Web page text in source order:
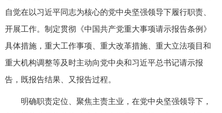
自觉在以习近平同志为核心的党中央坚强领导下履行职责、
开展工作。制定贯彻《中国共产党重大事项请示报告条例》
具体措施，重大工作事项、重大改革措施、重大立法项目和
重大机构调整等及时主动向党中央和习近平总书记请示报
告，既报告结果、又报告过程。
明确职责定位、聚焦主责主业，在党中央坚强领导下，